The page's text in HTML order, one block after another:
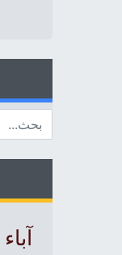
آباء